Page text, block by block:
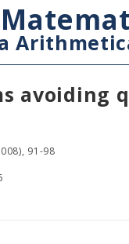
avoiding
91-98